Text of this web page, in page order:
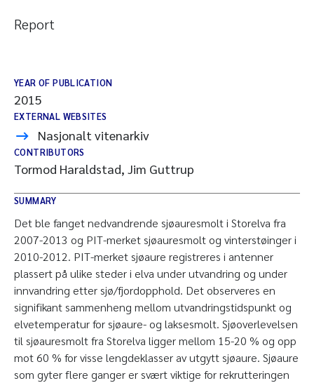
Report
YEAR OF PUBLICATION
2015
EXTERNAL WEBSITES
Nasjonalt vitenarkiv
CONTRIBUTORS
Tormod Haraldstad, Jim Guttrup
SUMMARY
Det ble fanget nedvandrende sjøauresmolt i Storelva fra
2007-2013 og PIT-merket sjøauresmolt og vinterstøinger i
2010-2012. PIT-merket sjøaure registreres i antenner
plassert på ulike steder i elva under utvandring og under
innvandring etter sjø/fjordopphold. Det observeres en
signifikant sammenheng mellom utvandringstidspunkt og
elvetemperatur for sjøaure- og laksesmolt. Sjøoverlevelsen
til sjøauresmolt fra Storelva ligger mellom 15-20 % og opp
mot 60 % for visse lengdeklasser av utgytt sjøaure. Sjøaure
som gyter flere ganger er svært viktige for rekrutteringen